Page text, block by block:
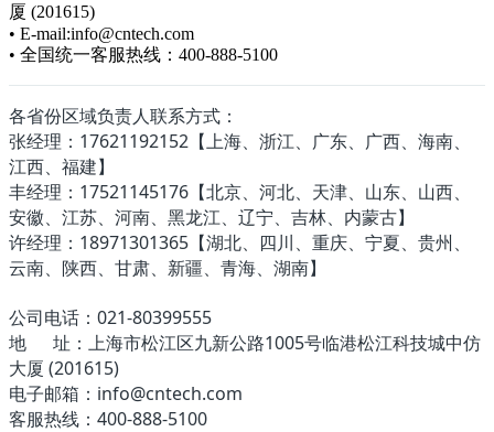
厦 (201615)
• E-mail:info@cntech.com
• 全国统一客服热线：400-888-5100
各省份区域负责人联系方式：
张经理：17621192152【上海、浙江、广东、广西、海南、
江西、福建】
丰经理：17521145176【北京、河北、天津、山东、山西、
安徽、江苏、河南、黑龙江、辽宁、吉林、内蒙古】
许经理：18971301365【湖北、四川、重庆、宁夏、贵州、
云南、陕西、甘肃、新疆、青海、湖南】
公司电话：021-80399555
地 址：上海市松江区九新公路1005号临港松江科技城中仿
大厦 (201615)
电子邮箱：info@cntech.com
客服热线：400-888-5100